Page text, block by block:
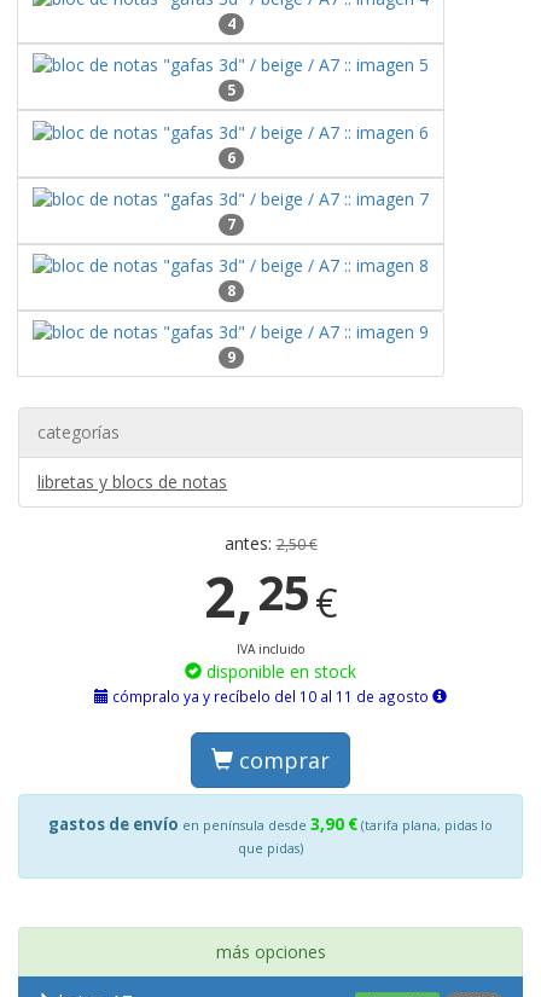
4
5
6
7
8
9
categorías
libretas y blocs de notas
antes:2,50 €
2,25€
IVA incluido
disponible en stock
cómpralo ya y recíbelo del 10 al 11 de agosto
comprar
gastos de envío en península desde 3,90 € (tarifa plana, pidas lo
que pidas)
más opciones